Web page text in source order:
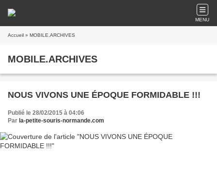
MENU
Accueil » MOBILE.ARCHIVES
MOBILE.ARCHIVES
NOUS VIVONS UNE ÉPOQUE FORMIDABLE !!!
Publié le 28/02/2015 à 04:06
Par la-petite-souris-normande.com